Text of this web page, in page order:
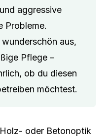
aggressive
Probleme.
aus,
Pflege –
ob du diesen
möchtest.
oder Betonoptik